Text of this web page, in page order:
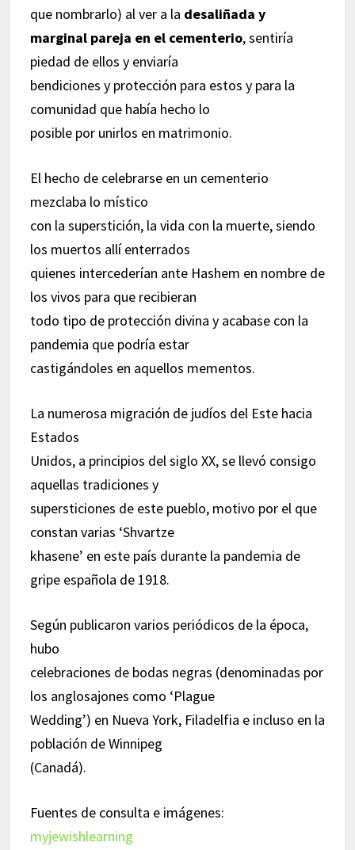
que nombrarlo) al ver a la desaliñada y
marginal pareja en el cementerio, sentiría
piedad de ellos y enviaría
bendiciones y protección para estos y para la
comunidad que había hecho lo
posible por unirlos en matrimonio.
El hecho de celebrarse en un cementerio
mezclaba lo místico
con la superstición, la vida con la muerte, siendo
los muertos allí enterrados
quienes intercederían ante Hashem en nombre de
los vivos para que recibieran
todo tipo de protección divina y acabase con la
pandemia que podría estar
castigándoles en aquellos mementos.
La numerosa migración de judíos del Este hacia
Estados
Unidos, a principios del siglo XX, se llevó consigo
aquellas tradiciones y
supersticiones de este pueblo, motivo por el que
constan varias ‘Shvartze
khasene’ en este país durante la pandemia de
gripe española de 1918.
Según publicaron varios periódicos de la época,
hubo
celebraciones de bodas negras (denominadas por
los anglosajones como ‘Plague
Wedding’) en Nueva York, Filadelfia e incluso en la
población de Winnipeg
(Canadá).
Fuentes de consulta e imágenes:
myjewishlearning